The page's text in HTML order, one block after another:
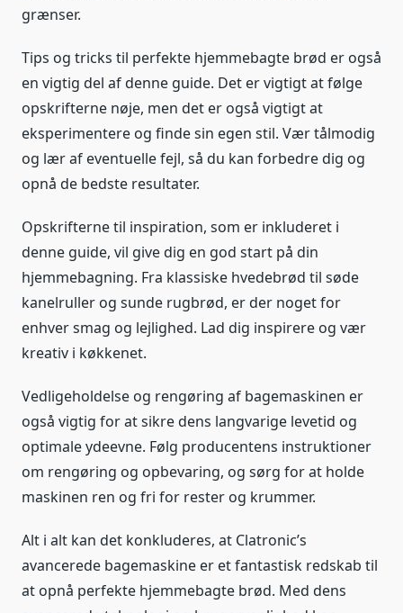
grænser.
Tips og tricks til perfekte hjemmebagte brød er også
en vigtig del af denne guide. Det er vigtigt at følge
opskrifterne nøje, men det er også vigtigt at
eksperimentere og finde sin egen stil. Vær tålmodig
og lær af eventuelle fejl, så du kan forbedre dig og
opnå de bedste resultater.
Opskrifterne til inspiration, som er inkluderet i
denne guide, vil give dig en god start på din
hjemmebagning. Fra klassiske hvedebrød til søde
kanelruller og sunde rugbrød, er der noget for
enhver smag og lejlighed. Lad dig inspirere og vær
kreativ i køkkenet.
Vedligeholdelse og rengøring af bagemaskinen er
også vigtig for at sikre dens langvarige levetid og
optimale ydeevne. Følg producentens instruktioner
om rengøring og opbevaring, og sørg for at holde
maskinen ren og fri for rester og krummer.
Alt i alt kan det konkluderes, at Clatronic’s
avancerede bagemaskine er et fantastisk redskab til
at opnå perfekte hjemmebagte brød. Med dens